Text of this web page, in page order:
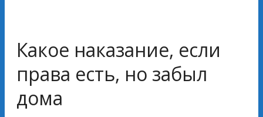
Какое наказание, если
права есть, но забыл
дома